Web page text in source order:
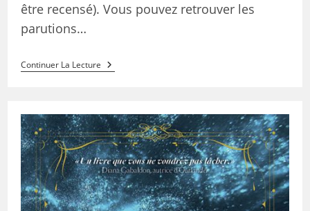
être recensé). Vous pouvez retrouver les
parutions…
Continuer La Lecture